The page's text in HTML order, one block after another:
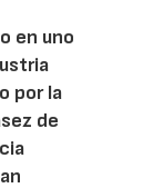
en uno
por la
de